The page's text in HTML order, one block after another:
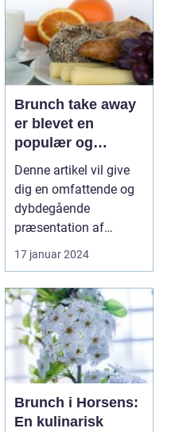
Brunch take away
er blevet en
populær og
praktisk måde at
nyde en lækker
brunchoplevelse
på, uanset hvor
man befinder sig
Denne artikel vil give
dig en omfattende og
dybdegående
præsentation af
brunch take away og
de vigti...
17 januar 2024
Brunch i Horsens:
En kulinarisk